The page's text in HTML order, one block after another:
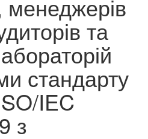
менеджерів
та
стандарту
IEC
з